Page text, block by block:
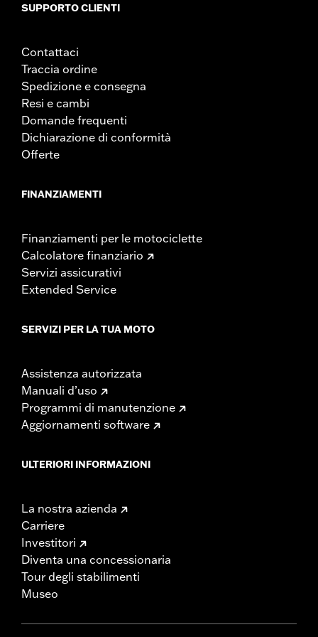
SUPPORTO CLIENTI
Contattaci
Traccia ordine
Spedizione e consegna
Resi e cambi
Domande frequenti
Dichiarazione di conformità
Offerte
FINANZIAMENTI
Finanziamenti per le motociclette
Calcolatore finanziario
Servizi assicurativi
Extended Service
SERVIZI PER LA TUA MOTO
Assistenza autorizzata
Manuali d’uso
Programmi di manutenzione
Aggiornamenti software
ULTERIORI INFORMAZIONI
La nostra azienda
Carriere
Investitori
Diventa una concessionaria
Tour degli stabilimenti
Museo